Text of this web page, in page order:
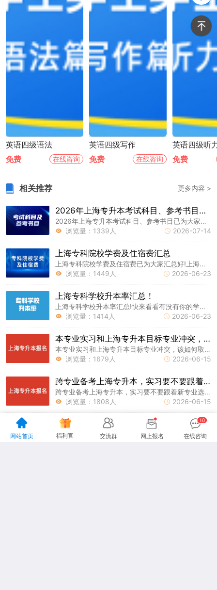
英语四级语法
免费
在线咨询
英语四级写作
免费
在线咨询
英语四级听
免费
相关推荐 更多内容 >
2026年上海专升本考试科目、参考书目汇总
2026年上海专升本考试科目、参考书目已为大家汇总好，上海统招专升本网持续为大家更新升本资讯，明年要报名参加考试的同学可以提前了解一下!
 浏览量：1339人  2026-07-14
上海专科院校学费及住宿费汇总
上海专科院校学费及住宿费已为大家汇总好!上海专升本网为大家整理好了相关内容，给即将上专科的大家参考一下。
 浏览量：1449人  2026-06-23
上海专科学校升本率汇总！
上海专科学校升本率汇总!快来看看有没有你的学校~上海专升本网为大家整理好了相关内容，大家参考一下。
 浏览量：1414人  2026-06-23
本专业实习和上海专升本目标专业冲突，该如何取舍？
本专业实习和上海专升本目标专业冲突，该如何取舍?上海专升本网为大家整理好了相关内容，大家参考一下。
 浏览量：1679人  2026-06-15
跨专业备考上海专升本，实习要不要跟着新专业选？
跨专业备考上海专升本，实习要不要跟着新专业选?上海专升本网为大家整理好了相关内容，大家参考一下。
 浏览量：1808人  2026-06-15
阅读更多 专升本 上海自考本科
上海成人高考
网站首页 福利官 交流群 网上报名 在线咨询